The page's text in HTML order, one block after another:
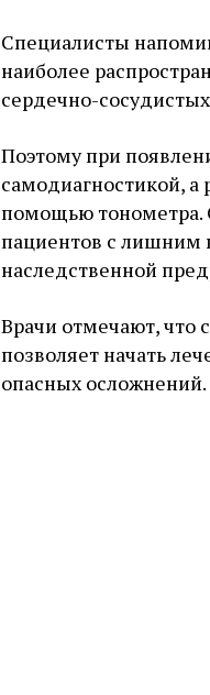
Специалисты
наиболее
сердечно-
Поэтому при
самодиагностикой, а
помощью тонометра.
пациентов с лишним
наследственной
Врачи отмечают, что
позволяет начать
опасных осложнений.